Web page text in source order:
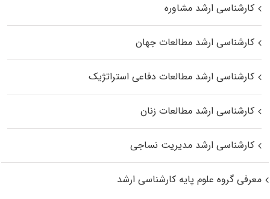
کارشناسی ارشد مشاوره
کارشناسی ارشد مطالعات جهان
کارشناسی ارشد مطالعات دفاعی استراتژیک
کارشناسی ارشد مطالعات زنان
کارشناسی ارشد مدیریت نساجی
معرفی گروه علوم پایه کارشناسی ارشد